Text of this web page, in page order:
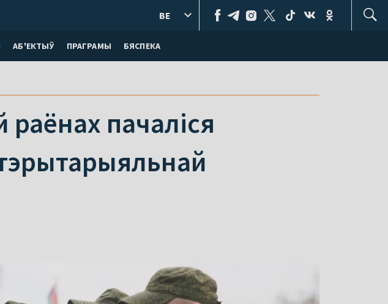
АБ'ЕКТЫЎ ПРАГРАМЫ БЯСПЕКА
BE
пачаліся